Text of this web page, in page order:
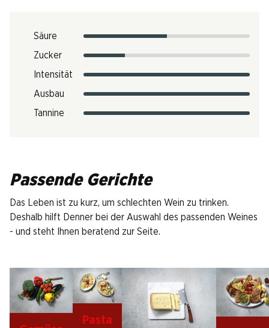
Säure
Zucker
Intensität
Ausbau
Tannine
Passende Gerichte
Das Leben ist zu kurz, um schlechten Wein zu trinken.
Deshalb hilft Denner bei der Auswahl des passenden Weines
- und steht Ihnen beratend zur Seite.
Pasta